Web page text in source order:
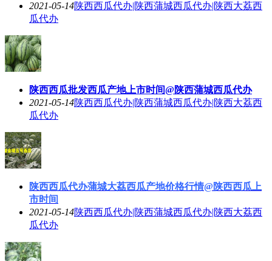
2021-05-14陕西西瓜代办|陕西蒲城西瓜代办|陕西大荔西
瓜代办
陕西西瓜批发西瓜产地上市时间@陕西蒲城西瓜代办
2021-05-14陕西西瓜代办|陕西蒲城西瓜代办|陕西大荔西
瓜代办
陕西西瓜代办蒲城大荔西瓜产地价格行情@陕西西瓜上
市时间
2021-05-14陕西西瓜代办|陕西蒲城西瓜代办|陕西大荔西
瓜代办